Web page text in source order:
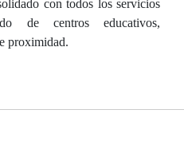
con todos los servicios
de centros educativos,
proximidad.